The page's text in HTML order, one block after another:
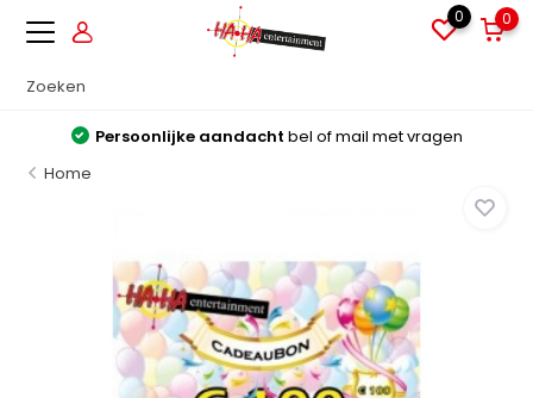
0 0
Persoonlijke aandacht bel of mail met vragen
Home